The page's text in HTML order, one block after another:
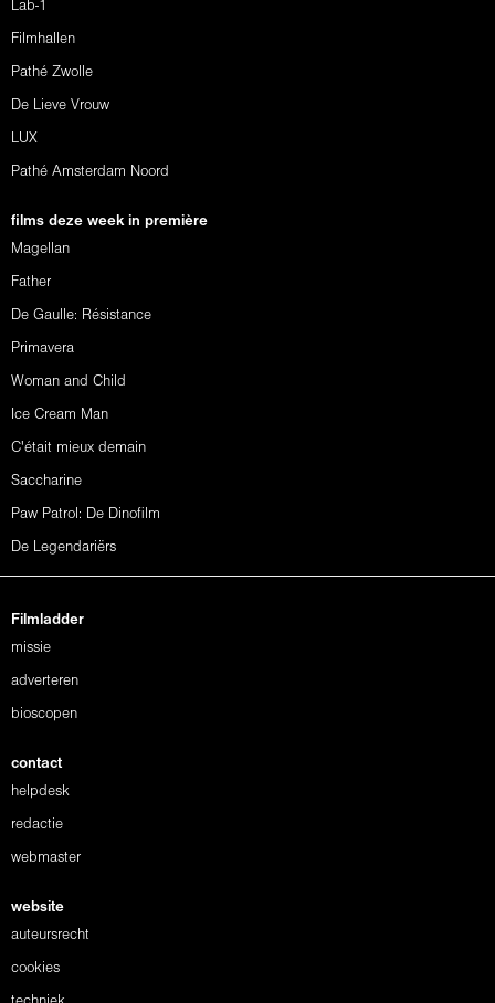
Lab-1
Filmhallen
Pathé Zwolle
De Lieve Vrouw
LUX
Pathé Amsterdam Noord
films deze week in première
Magellan
Father
De Gaulle: Résistance
Primavera
Woman and Child
Ice Cream Man
C'était mieux demain
Saccharine
Paw Patrol: De Dinofilm
De Legendariërs
Filmladder
missie
adverteren
bioscopen
contact
helpdesk
redactie
webmaster
website
auteursrecht
cookies